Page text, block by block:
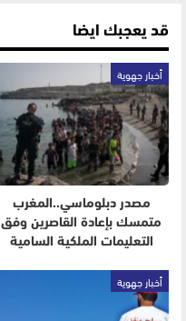
قد يعجبك ايضا
أخبار جهوية
مصدر دبلوماسي..المغرب
متمسك بإعادة القاصرين وفق
التعليمات الملكية السامية
أخبار جهوية